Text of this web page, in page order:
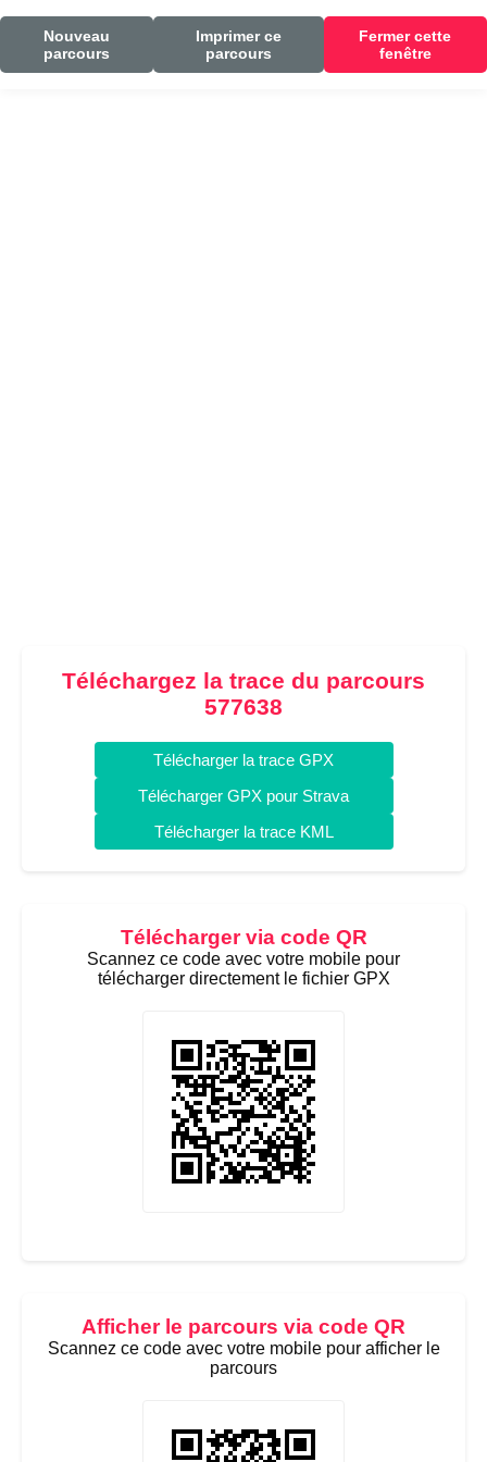
Nouveau
parcours
Imprimer ce
parcours
Fermer cette
fenêtre
Téléchargez la trace du parcours
577638
Télécharger la trace GPX
Télécharger GPX pour Strava
Télécharger la trace KML
Télécharger via code QR
Scannez ce code avec votre mobile pour
télécharger directement le fichier GPX
Afficher le parcours via code QR
Scannez ce code avec votre mobile pour afficher le
parcours